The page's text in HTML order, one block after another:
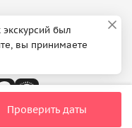
Проверить даты
был
вы принимаете